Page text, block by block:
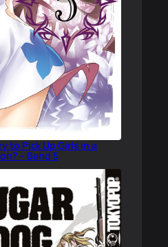
to Pick Up Girls in a
– Band 5